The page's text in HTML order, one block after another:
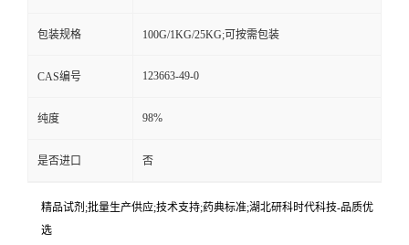
包装规格 100G/1KG/25KG;可按需包装
CAS编号 123663-49-0
纯度 98%
是否进口 否
精品试剂;批量生产供应;技术支持;药典标准;湖北研科时代科技-品质优
选